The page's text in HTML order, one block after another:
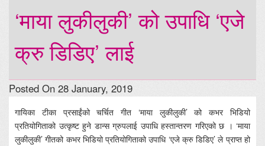
‘माया लुकीलुकी’ को उपाधि ‘एजे
क्रु डिडिए’ लाई
Posted On 28 January, 2019
गायिका टीका प्रसाईंको चर्चित गीत ‘माया लुकीलुकी’ को कभर भिडियो
प्रतियोगिताको उत्कृष्ट हुने डान्स ग्रुपलाई उपाधि हस्तान्तरण गरिएको छ । ‘माया
लुकीलुकी’ गीतको कभर भिडियो प्रतियोगिताको उपाधि ‘एजे क्रु डिडिए’ ले प्राप्त हो